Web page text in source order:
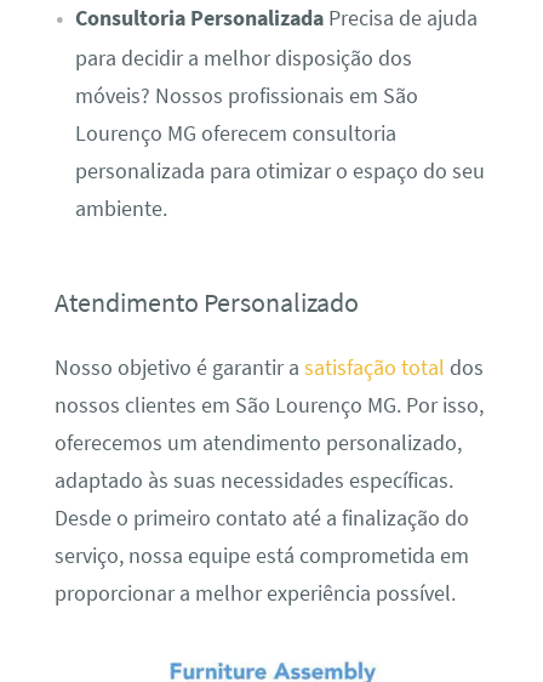
Consultoria PersonalizadaPrecisa de ajuda
para decidir a melhor disposição dos
móveis? Nossos profissionais em São
Lourenço MG oferecem consultoria
personalizada para otimizar o espaço do seu
ambiente.
Atendimento Personalizado
Nosso objetivo é garantir a satisfação total dos
nossos clientes em São Lourenço MG. Por isso,
oferecemos um atendimento personalizado,
adaptado às suas necessidades específicas.
Desde o primeiro contato até a finalização do
serviço, nossa equipe está comprometida em
proporcionar a melhor experiência possível.